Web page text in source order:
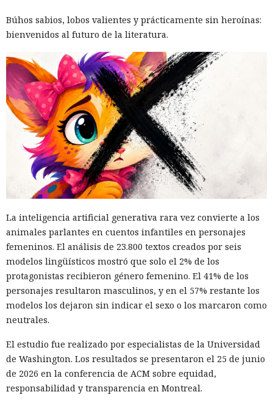
Búhos sabios, lobos valientes y prácticamente sin heroínas:
bienvenidos al futuro de la literatura.
La inteligencia artificial generativa rara vez convierte a los
animales parlantes en cuentos infantiles en personajes
femeninos. El análisis de 23.800 textos creados por seis
modelos lingüísticos mostró que solo el 2% de los
protagonistas recibieron género femenino. El 41% de los
personajes resultaron masculinos, y en el 57% restante los
modelos los dejaron sin indicar el sexo o los marcaron como
neutrales.
El estudio fue realizado por especialistas de la Universidad
de Washington. Los resultados se presentaron el 25 de junio
de 2026 en la conferencia de ACM sobre equidad,
responsabilidad y transparencia en Montreal.